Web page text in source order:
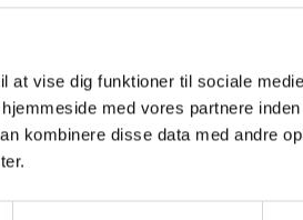
at vise dig funktioner til sociale
med vores partnere
kombinere disse data med andre